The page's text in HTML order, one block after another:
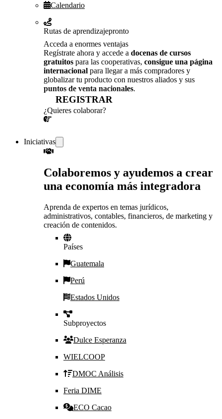
Calendario
Rutas de aprendizajepronto
Acceda a enormes ventajas
Regístrate ahora y accede a docenas de cursos
gratuitos para las cooperativas, consigue una página
internacional para llegar a más compradores y
globalizar tu producto con nuestros aliados y sus
puntos de venta nacionales.
REGISTRAR
¿Quieres colaborar?
Iniciativas
Colaboremos y ayudemos a crear
una economía más integradora
Aprenda de expertos en temas jurídicos,
administrativos, contables, financieros, de marketing y
creación de contenidos.
Países
Guatemala
Perú
Estados Unidos
Subproyectos
Dulce Esperanza
WIELCOOP
DMOC Análisis
Feria DIME
ECO Cacao